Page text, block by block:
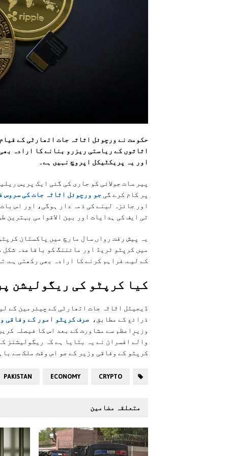
حکومت نے ورچوئل اثاثہ جات اتھارٹی کے
اثاثوں کے ریاستی ریزرو بنانے کا ارادہ
اور یہ پریکٹیکل اپروچ نہیں ہے۔
پیر سات جولائی کو جاری کی گئی ایک پریس
پر کام کرے گی جو ورچوئل اثاثہ جات کی سروس
اور جائزہ لینے کی ذمہ دار ہوگی، اور اس
ٹی ایف کی ہدایات اور بین الاقوامی بہترین
یہ پیش رفت رواں سال مارچ میں پاکستان
میں کرپٹو ٹریڈ اور مائننگ کو باقاعدہ
کے لیے. فراہم کرنے کا ارادہ بھی رکھتی ہے.
کیا کرپٹو کی ریگولیشن
ڈیجیٹل اثاثہ جات اتھارٹی کے چیئرمین کے
ذرائع کے مطابق، صرف کرپٹو امور کے وفاقی
وزیرِاعظم سے مشاورت کے بعد اس کا فیصلہ
والے افسران نے یہ بتایا ہے کہ ریگولیشنز
کرپٹو کے وفاقی وزیر کے جو اس وقت ملک سے
CRYPTO
ECONOMY
PAKISTAN
متعلقہ مضامین